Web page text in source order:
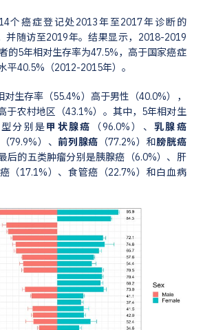
个癌症登记处2013年至2017年诊断的
并随访至2019年。结果显示，2018-2019
的5年相对生存率为47.5%，高于国家癌症
平40.5%（2012-2015年）。
生存率（55.4%）高于男性（40.0%），
于农村地区（43.1%）。其中，5年相对生
分别是甲状腺癌 （96.0%）、 乳腺癌
（79.9%）、 前列腺癌 （77.2%）和膀胱癌
后的五类肿瘤分别是胰腺癌（6.0%）、肝
（17.1%）、食管癌（22.7%）和白血病